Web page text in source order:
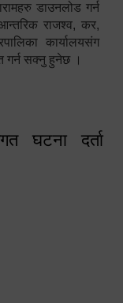
डाउनलोड गर्न
राजश्व, कर,
कार्यालयसंग
गर्न सक्नु हुनेछ ।
घटना दर्ता